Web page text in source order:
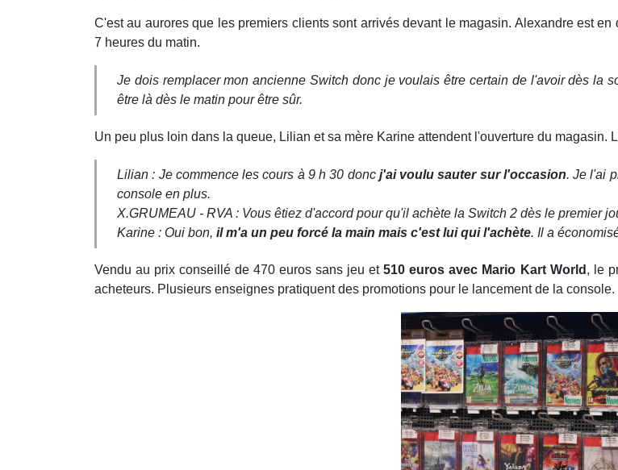
C'est au aurores que les premiers clients sont arrivés devant le magasin. Alexandre est
7 heures du matin.
Je dois remplacer mon ancienne Switch donc je voulais être certain de l'avoir dès la
être là dès le matin pour être sûr.
Un peu plus loin dans la queue, Lilian et sa mère Karine attendent l'ouverture du
Lilian : Je commence les cours à 9 h 30 donc j'ai voulu sauter sur l'occasion. Je l'ai
console en plus.
X.GRUMEAU - RVA : Vous êtiez d'accord pour qu'il achète la Switch 2 dès le premier
Karine : Oui bon, il m'a un peu forcé la main mais c'est lui qui l'achète. Il a
Vendu au prix conseillé de 470 euros sans jeu et510 euros avec Mario Kart World , le
acheteurs. Plusieurs enseignes pratiquent des promotions pour le lancement de la console.